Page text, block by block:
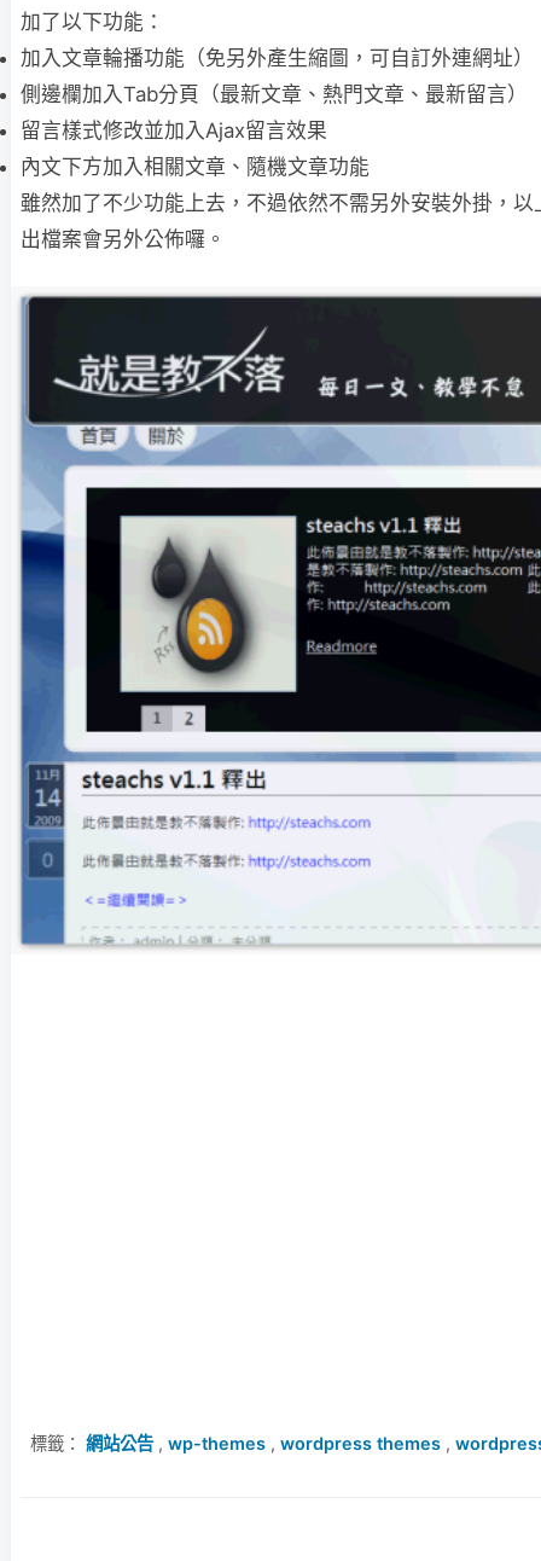
加了以下功能：
加入文章輪播功能（免另外產生縮圖，可自訂外連網址）
側邊欄加入Tab分頁（最新文章、熱門文章、最新留言）
留言樣式修改並加入Ajax留言效果
內文下方加入相關文章、隨機文章功能
雖然加了不少功能上去，不過依然不需另外安裝外掛，
出檔案會另外公佈囉。
標籤： 網站公告, wp-themes , wordpress themes ,